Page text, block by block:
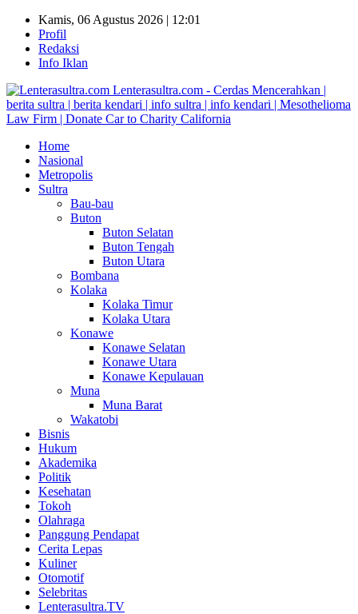
Kamis, 06 Agustus 2026 | 12:01
Profil
Redaksi
Info Iklan
Lenterasultra.com - Cerdas Mencerahkan |
berita sultra | berita kendari | info sultra | info kendari | Mesothelioma
Law Firm | Donate Car to Charity California
Home
Nasional
Metropolis
Sultra
Bau-bau
Buton
Buton Selatan
Buton Tengah
Buton Utara
Bombana
Kolaka
Kolaka Timur
Kolaka Utara
Konawe
Konawe Selatan
Konawe Utara
Konawe Kepulauan
Muna
Muna Barat
Wakatobi
Bisnis
Hukum
Akademika
Politik
Kesehatan
Tokoh
Olahraga
Panggung Pendapat
Cerita Lepas
Kuliner
Otomotif
Selebritas
Lenterasultra.TV